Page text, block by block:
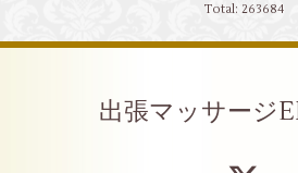
Total: 263684
出張マッサージ